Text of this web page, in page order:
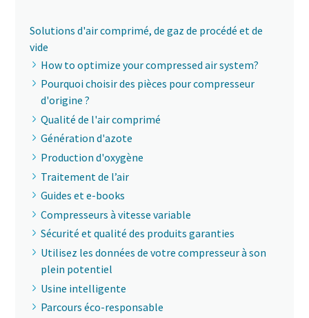
Solutions d'air comprimé, de gaz de procédé et de
vide
How to optimize your compressed air system?
Pourquoi choisir des pièces pour compresseur
d'origine ?
Qualité de l'air comprimé
Génération d'azote
Production d'oxygène
Traitement de l’air
Guides et e-books
Compresseurs à vitesse variable
Sécurité et qualité des produits garanties
Utilisez les données de votre compresseur à son
plein potentiel
Usine intelligente
Parcours éco-responsable